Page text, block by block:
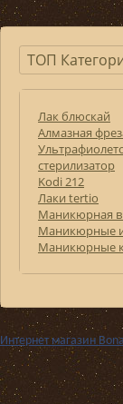
ТОП
Лак блюскай
Алмазная
стерилизатор
Kodi 212
Лаки tertio
Маникюрная
Маникюрные
Маникюрные
Интернет магазин